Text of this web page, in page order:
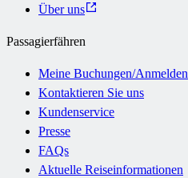
Über uns
Passagierfähren
Meine Buchungen/Anmelden
Kontaktieren Sie uns
Kundenservice
Presse
FAQs
Aktuelle Reiseinformationen